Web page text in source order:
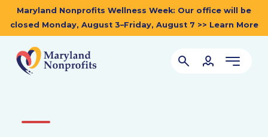
Maryland Nonprofits Wellness Week: Our office will be
closed Monday, August 3–Friday, August 7 >> Learn More